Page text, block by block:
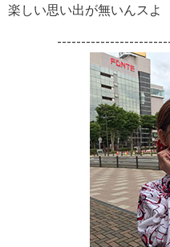
楽しい思い出が無いんスよ